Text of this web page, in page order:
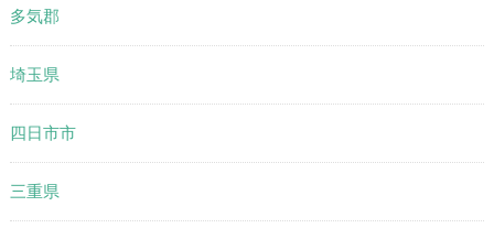
多気郡
埼玉県
四日市市
三重県